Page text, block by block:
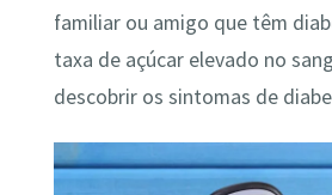
familiar ou amigo que têm
taxa de açúcar elevado no
descobrir os sintomas de